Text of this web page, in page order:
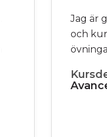
Jag är
och